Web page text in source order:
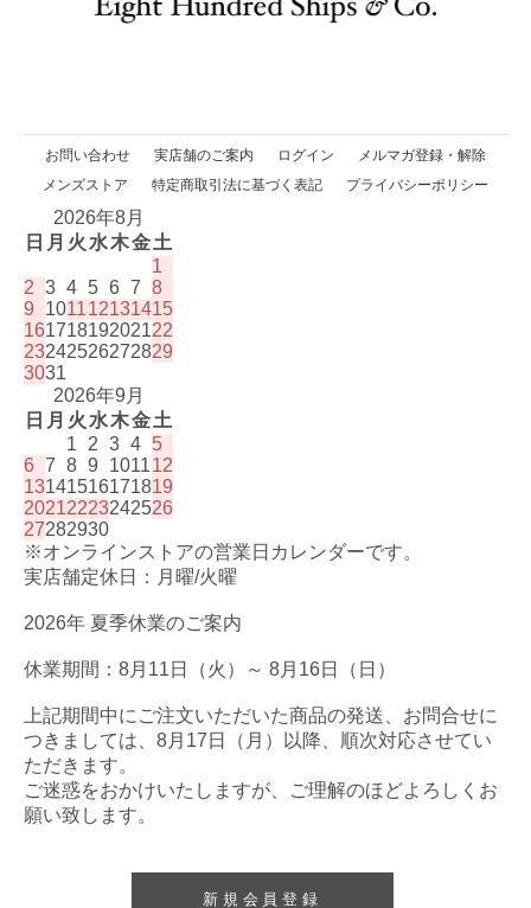
お問い合わせ 実店舗のご案内 ログイン
メルマガ登録・解除
メンズストア
特定商取引法に基づく表記 プライバシーポリシー
2026年8月
日 月 火 水木金土
1
2 3 4 5 6 7 8
9
101112131415
16171819202122
23242526272829
3031
2026年9月
日 月 火 水木金土
1
2 3 4 5
6 7 8 9 101112
13141516171819
20212223242526
27282930
※オンラインストアの営業日カレンダーです。
実店舗定休日：月曜/火曜
2026年 夏季休業のご案内
休業期間：8月11日（火）～ 8月16日（日）
上記期間中にご注文いただいた商品の発送、お問合せに
つきましては、8月17日（月）以降、順次対応させてい
ただきます。
ご迷惑をおかけいたしますが、ご理解のほどよろしくお
願い致します。
新規会員登録